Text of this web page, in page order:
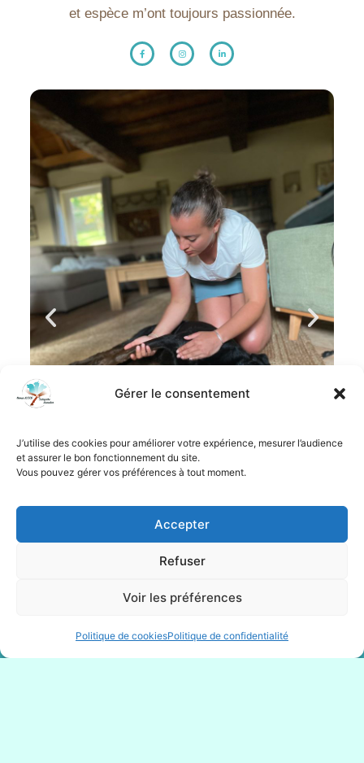
Gérer le consentement
J’utilise des cookies pour améliorer votre expérience, mesurer l’audience
et assurer le bon fonctionnement du site.
Vous pouvez gérer vos préférences à tout moment.
Accepter
Refuser
Voir les préférences
Politique de cookiesPolitique de confidentialité
et espèce m’ont toujours passionnée.
MÉMOIRE DE FIN D'ÉTUDE : "Etude des
chat atteint de cystite idiopathique